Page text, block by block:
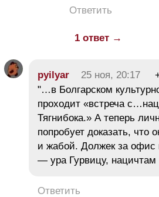
Ответить
1 ответ →
pyilyar 25 ноя, 20:17
"…в Болгарском
проходит «встреча
Тягнибока.» А теперь
попробует доказать, что
и жабой. Должек за офис
— ура Гурвицу, нацичтам
Ответить